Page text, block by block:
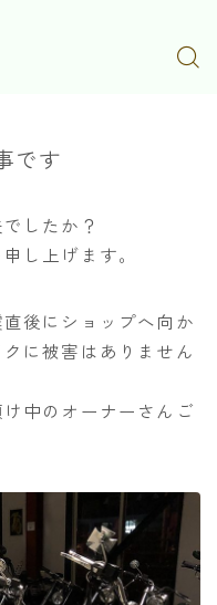
です
したか？
し上げます。
後にショップへ向か
に被害はありません
中のオーナーさんご